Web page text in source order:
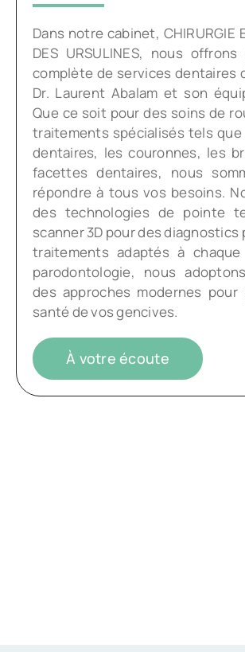
Dans notre cabinet, CHIRURGIE
DES URSULINES, nous
complète de services dentaires
Dr. Laurent Abalam et son
Que ce soit pour des soins de
traitements spécialisés tels
dentaires, les couronnes, les
facettes dentaires, nous
répondre à tous vos besoins.
des technologies de pointe
scanner 3D pour des diagnostics
traitements adaptés à
parodontologie, nous
des approches modernes pour
santé de vos gencives.
À votre écoute